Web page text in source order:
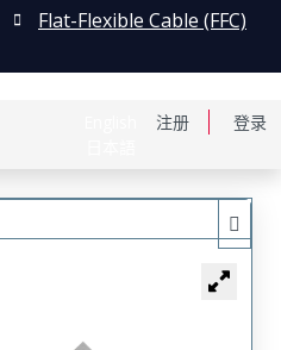
注册 登录
Flat-Flexible Cable (FFC)